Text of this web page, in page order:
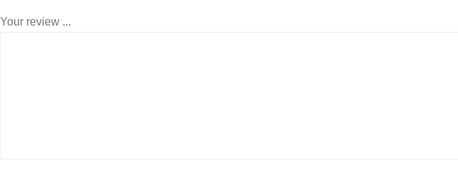
Your review ...